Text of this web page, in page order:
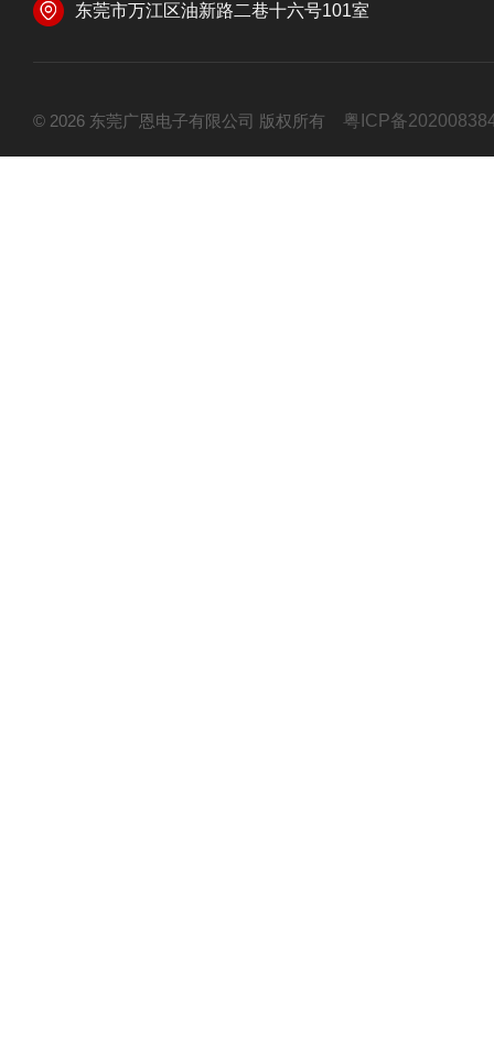
东莞市万江区油新路二巷十六号101室
© 2026 东莞广恩电子有限公司 版权所有 粤ICP备